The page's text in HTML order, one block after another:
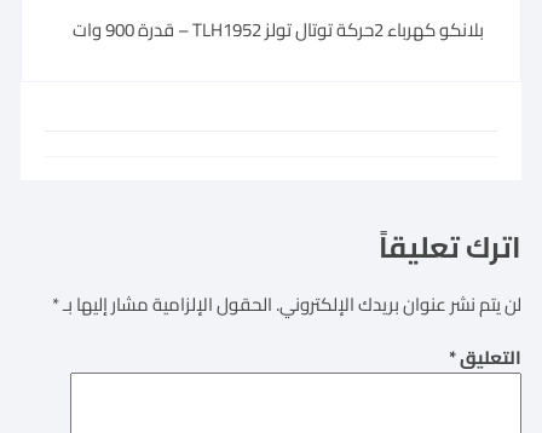
بلانكو كهرباء 2حركة توتال تولز TLH1952 – قدرة 900 وات
اترك تعليقاً
لن يتم نشر عنوان بريدك الإلكتروني.الحقول الإلزامية مشار إليها بـ*
التعليق*